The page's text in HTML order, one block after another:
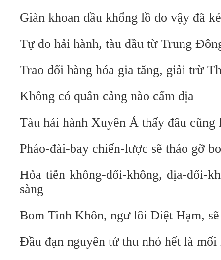
Giàn khoan dầu khổng lồ do vậy đã
Tự do hải hành, tàu dầu từ Trung
Trao đổi hàng hóa gia tăng, giải trừ
Không có quân cảng nào cấm địa
Tàu hải hành Xuyên Á thấy đâu cũng
Pháo-đài-bay chiến-lược sẽ tháo gỡ
Hỏa tiễn không-đối-không, địa-đối-
sàng
Bom Tinh Khôn, ngư lôi Diệt Hạm,
Đầu đạn nguyên tử thu nhỏ hết là mối